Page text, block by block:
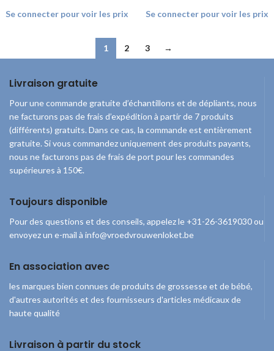
Se connecter pour voir les prix Se connecter pour voir les prix
1 2 3 →
Livraison gratuite
Pour une commande gratuite d’échantillons et de dépliants, nous
ne facturons pas de frais d’expédition à partir de 7 produits
(différents) gratuits. Dans ce cas, la commande est entièrement
gratuite. Si vous commandez uniquement des produits payants,
nous ne facturons pas de frais de port pour les commandes
supérieures à 150€.
Toujours disponible
Pour des questions et des conseils, appelez le +31-26-3619030 ou
envoyez un e-mail à info@vroedvrouwenloket.be
En association avec
les marques bien connues de produits de grossesse et de bébé,
d'autres autorités et des fournisseurs d'articles médicaux de
haute qualité
Livraison à partir du stock